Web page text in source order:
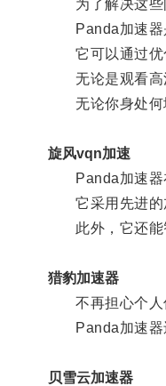
为了解决这些
Panda加速器
它可以通过优化
无论是观看高清
无论你身处何地
旋风vqn加速
Panda加速器在
它采用先进的加
此外，它还能智
猎豹加速器
不再担心个人信
Panda加速器还
贝雪云加速器